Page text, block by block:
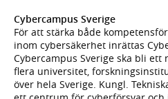
Cybercampus Sverige
För att stärka både
inom cybersäkerhet inrättas
Cybercampus Sverige ska bli
flera universitet,
över hela Sverige. Kungl.